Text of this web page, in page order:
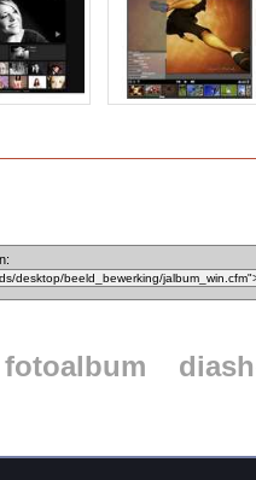
fotoalbum